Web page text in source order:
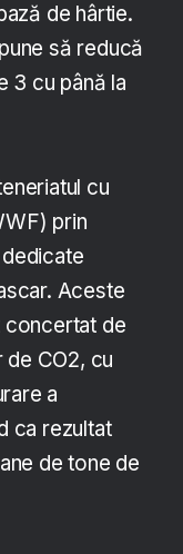
de hârtie.
să reducă
3 cu până la
cu
prin
Aceste
concertat de
de CO2, cu
a
ca rezultat
de tone de